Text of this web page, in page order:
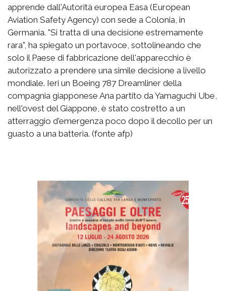
apprende dall'Autorità europea Easa (European
Aviation Safety Agency) con sede a Colonia, in
Germania. "Si tratta di una decisione estremamente
rara", ha spiegato un portavoce, sottolineando che
solo il Paese di fabbricazione dell'apparecchio è
autorizzato a prendere una simile decisione a livello
mondiale. Ieri un Boeing 787 Dreamliner della
compagnia giapponese Ana partito da Yamaguchi Ube,
nell'ovest del Giappone, è stato costretto a un
atterraggio d'emergenza poco dopo il decollo per un
guasto a una batteria. (fonte afp)